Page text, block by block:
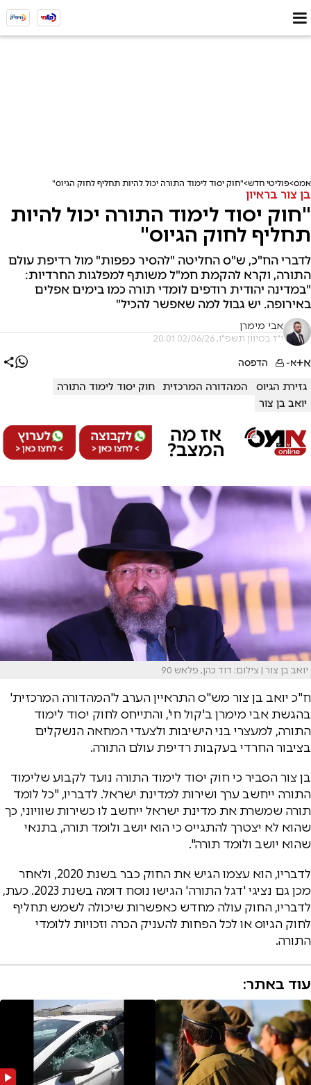
אמס פוליטי חדש "חוק יסוד לימוד התורה יכול להיות תחליף לחוק הגיוס"
בן צור בראיון
"חוק יסוד לימוד התורה יכול להיות
תחליף לחוק הגיוס"
לדברי הח"כ, ש"ס החליטה "להסיר כפפות" מול רדיפת עולם
התורה, וקרא להקמת חמ"ל משותף למפלגות החרדיות:
"במדינה יהודית רודפים לומדי תורה כמו בימים אפלים
באירופה. יש גבול למה שאפשר להכיל"
אבי מימרן
י"ז בסיוון תשפ"ו, 02/06/26 20:01
א+א- הדפסה
גזירת הגיוס המהדורה המרכזית
חוק יסוד לימוד התורה
יואב בן צור
יואב בן צור | צילום: דוד כהן, פלאש 90
ח"כ יואב בן צור מש"ס התראיין הערב ל'המהדורה המרכזית'
בהגשת אבי מימרן ב'קול חי', והתייחס לחוק יסוד לימוד
התורה, למעצרי בני הישיבות ולצעדי המחאה הנשקלים
בציבור החרדי בעקבות רדיפת עולם התורה.
בן צור הסביר כי חוק יסוד לימוד התורה נועד לקבוע שלימוד
התורה ייחשב ערך ושירות למדינת ישראל. לדבריו, "כל לומד
תורה שמשרת את מדינת ישראל ייחשב לו כשירות שוויוני, כך
שהוא לא יצטרך להתגייס כי הוא יושב ולומד תורה, בתנאי
שהוא יושב ולומד תורה".
לדבריו, הוא עצמו הגיש את החוק כבר בשנת 2020, ולאחר
מכן גם נציגי 'דגל התורה' הגישו נוסח דומה בשנת 2023. כעת,
לדבריו, החוק עולה מחדש כאפשרות שיכולה לשמש תחליף
לחוק הגיוס או לכל הפחות להעניק הכרה וזכויות ללומדי
התורה.
עוד באתר: